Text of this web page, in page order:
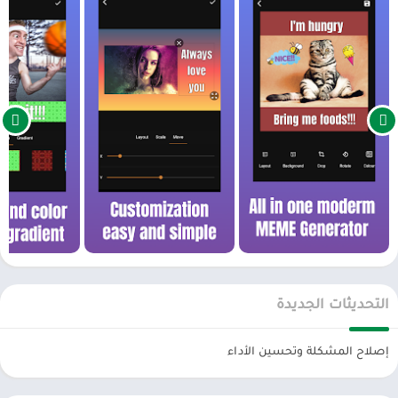
الاحتمالات لا حصر لها عندما يتعلق الأمر بإنشاء GIF MEME وVideo MEME
الخاصين بك. بدءًا من مراجع الثقافة الشعبية وحتى النكات الداخلية مع
الأصدقاء، يوفر تطبيقنا جميع الأدوات التي تحتاجها لإضفاء الحيوية على
أفكارك. سواء كنت منشئ محتوى، أو مؤثرًا على وسائل التواصل الاجتماعي،
أو تبحث فقط عن طريقة ممتعة للتعبير عن نفسك، فإن تطبيق مولد MEME
الخاص بنا يحتوي على كل ما تحتاجه لإنشاء أفضل الميمات وأكثرها تسلية
حتى الآن.
تطبيق منشئ MEME، الميزات الرئيسية لصانع
MEME:
+ تصدير الفيديو ميمي
+ دعم جميع التخطيطات الحديثة
التحديثات الجديدة
إصلاح المشكلة وتحسين الأداء